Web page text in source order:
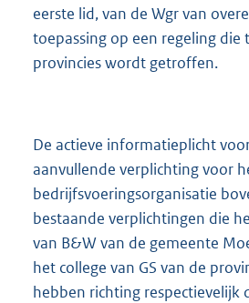
eerste lid, van de Wgr van
toepassing op een regeling die
provincies wordt getroffen.
De actieve informatieplicht
aanvullende verplichting voor
bedrijfsvoeringsorganisatie
bestaande verplichtingen die
van B&W van de gemeente
het college van GS van de
hebben richting respectievelijk